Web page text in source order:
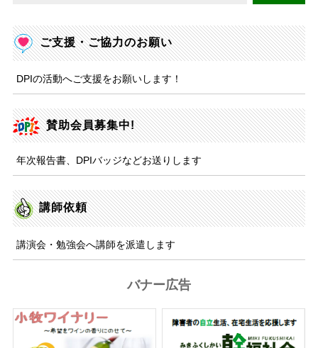
ご支援・ご協力のお願い
DPIの活動へご支援をお願いします！
賛助会員募集中!
年次報告書、DPIバッジなどお送りします
講師依頼
講演会・勉強会へ講師を派遣します
バナー広告